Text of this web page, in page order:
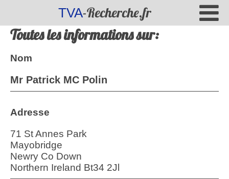
TVA-Recherche.fr
Toutes les informations sur:
Nom
Mr Patrick MC Polin
Adresse
71 St Annes Park
Mayobridge
Newry Co Down
Northern Ireland Bt34 2Jl